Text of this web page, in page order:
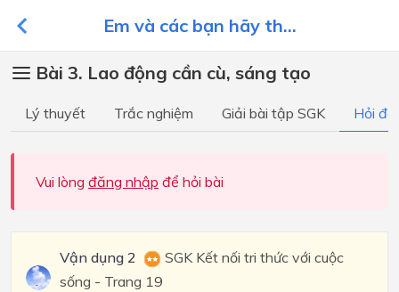
Em và các bạn hãy th...
Bài 3. Lao động cần cù, sáng tạo
Lý thuyết Trắc nghiệm Giải bài tập SGK Hỏi
Vui lòng đăng nhập để hỏi bài
Vận dụng 2
SGK Kết nối tri thức với cuộc
sống - Trang 19